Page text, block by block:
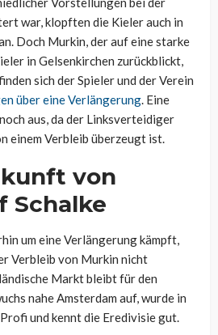
war, klopften die Kieler auch in
Doch Murkin, der auf eine starke
in Gelsenkirchen zurückblickt,
sich der Spieler und der Verein
über eine Verlängerung. Eine
aus, da der Linksverteidiger
einem Verbleib überzeugt ist.
von
Schalke
um eine Verlängerung kämpft,
Verbleib von Murkin nicht
Markt bleibt für den
nahe Amsterdam auf, wurde in
und kennt die Eredivisie gut.